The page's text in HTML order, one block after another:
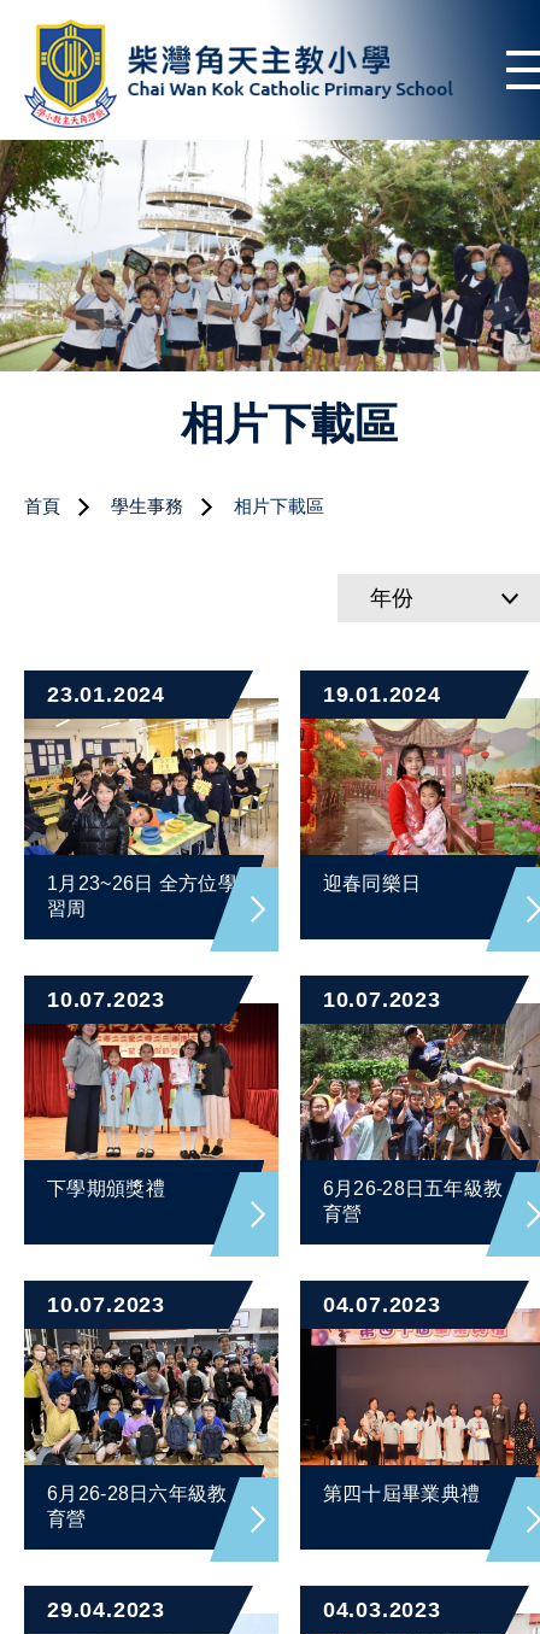
相片下載區
首頁 學生事務 相片下載區
年份
23.01.2024
1月23~26日 全方位學
習周
19.01.2024
迎春同樂日
10.07.2023
下學期頒獎禮
10.07.2023
6月26-28日五年級教
育營
10.07.2023
6月26-28日六年級教
育營
04.07.2023
第四十屆畢業典禮
29.04.2023 04.03.2023